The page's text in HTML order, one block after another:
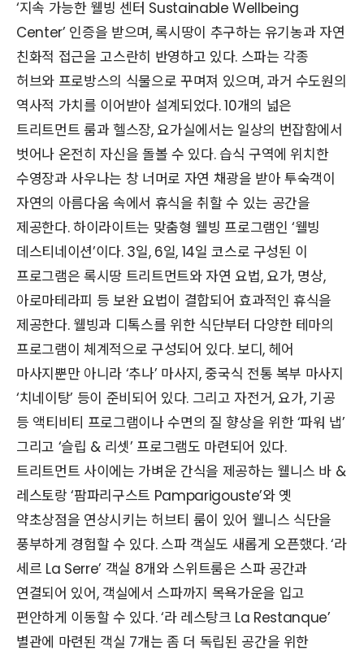
‘지속 가능한 웰빙 센터 Sustainable Wellbeing
Center’ 인증을 받으며, 록시땅이 추구하는 유기농과 자연
친화적 접근을 고스란히 반영하고 있다. 스파는 각종
허브와 프로방스의 식물으로 꾸며져 있으며, 과거 수도원의
역사적 가치를 이어받아 설계되었다. 10개의 넓은
트리트먼트 룸과 헬스장, 요가실에서는 일상의 번잡함에서
벗어나 온전히 자신을 돌볼 수 있다. 습식 구역에 위치한
수영장과 사우나는 창 너머로 자연 채광을 받아 투숙객이
자연의 아름다움 속에서 휴식을 취할 수 있는 공간을
제공한다. 하이라이트는 맞춤형 웰빙 프로그램인 ‘웰빙
데스티네이션’이다. 3일, 6일, 14일 코스로 구성된 이
프로그램은 록시땅 트리트먼트와 자연 요법, 요가, 명상,
아로마테라피 등 보완 요법이 결합되어 효과적인 휴식을
제공한다. 웰빙과 디톡스를 위한 식단부터 다양한 테마의
프로그램이 체계적으로 구성되어 있다. 보디, 헤어
마사지뿐만 아니라 ‘추나’ 마사지, 중국식 전통 복부 마사지
‘치네이탕’ 등이 준비되어 있다. 그리고 자전거, 요가, 기공
등 액티비티 프로그램이나 수면의 질 향상을 위한 ‘파워 냅’
그리고 ‘슬립 & 리셋’ 프로그램도 마련되어 있다.
트리트먼트 사이에는 가벼운 간식을 제공하는 웰니스 바 &
레스토랑 ‘팜파리구스트 Pamparigouste’와 옛
약초상점을 연상시키는 허브티 룸이 있어 웰니스 식단을
풍부하게 경험할 수 있다. 스파 객실도 새롭게 오픈했다. ‘라
세르 La Serre’ 객실 8개와 스위트룸은 스파 공간과
연결되어 있어, 객실에서 스파까지 목욕가운을 입고
편안하게 이동할 수 있다. ‘라 레스탕크 La Restanque’
별관에 마련된 객실 7개는 좀 더 독립된 공간을 위한